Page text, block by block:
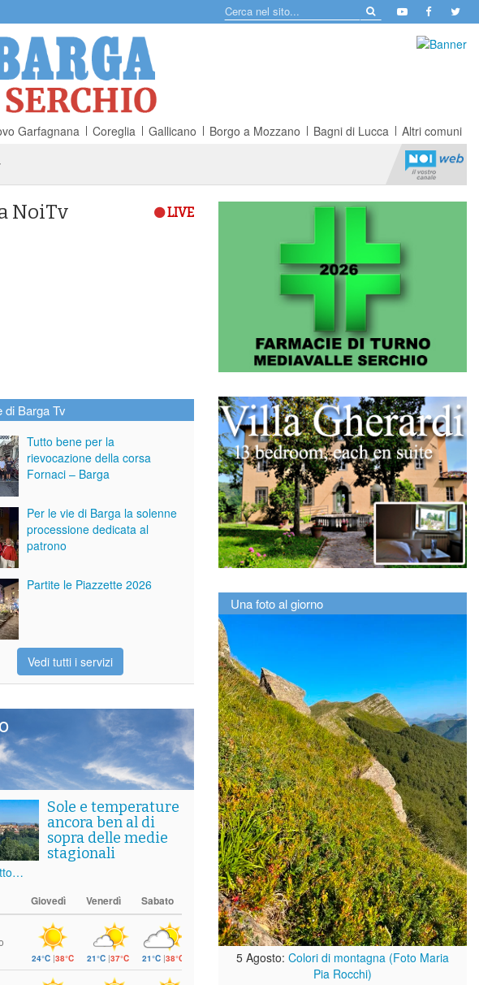
Garfagnana Coreglia Gallicano Borgo a Mozzano Bagni di Lucca Altri comuni
NoiTv LIVE
di Barga Tv
Tutto bene per la
rievocazione della corsa
Fornaci – Barga
Per le vie di Barga la solenne
processione dedicata al
patrono
Partite le Piazzette 2026
Vedi tutti i servizi
Sole e temperature
ancora ben al di
sopra delle medie
stagionali
Giovedì Venerdì Sabato
24°C |38°C 21°C |37°C 21°C |38°C
Una foto al giorno
5 Agosto: Colori di montagna (Foto Maria
Pia Rocchi)